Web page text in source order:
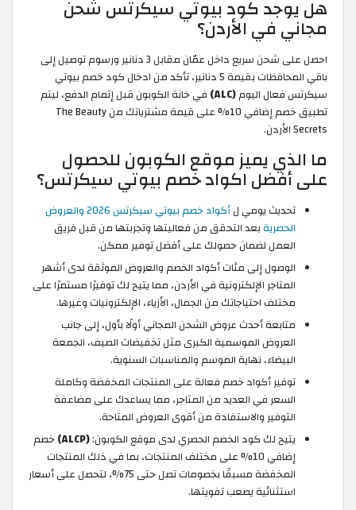
هل يوجد كود بيوتي سيكرتس شحن
مجاني في الأردن؟
احصل على شحن سريع داخل عمّان مقابل 3 دنانير ورسوم توصيل إلى
باقي المحافظات بقيمة 5 دنانير، تأكد من ادخال كود خصم بيوتي
سيكرتس فعال اليوم(ALC)
في خانة الكوبون قبل إتمام الدفع، ليتم
تطبيق خصم إضافي 10% على قيمة مشترياتك من The Beauty
Secrets الأردن.
ما الذي يميز موقع الكوبون للحصول
على أفضل اكواد خصم بيوتي سيكرتس؟
تحديث يومي ل
أكواد خصم بيوتي سيكرتس 2026 والعروض
الحصريةبعد التحقق من فعاليتها وتجربتها من قبل فريق
العمل لضمان حصولك على أفضل توفير ممكن.
الوصول إلى مئات أكواد الخصم والعروض الموثقة لدى أشهر
المتاجر الإلكترونية في الأردن، مما يتيح لك توفيرًا مستمرًا على
مختلف احتياجاتك من الجمال، الأزياء، الإلكترونيات وغيرها.
متابعة أحدث عروض الشحن المجاني أولًا بأول، إلى جانب
العروض الموسمية الكبرى مثل تخفيضات الصيف، الجمعة
البيضاء، نهاية الموسم والمناسبات السنوية.
توفير أكواد خصم فعالة على المنتجات المخفضة وكاملة
السعر في العديد من المتاجر، مما يساعدك على مضاعفة
التوفير والاستفادة من أقوى العروض المتاحة.
يتيح لك كود الخصم الحصري لدى موقع الكوبون:(ALCP)
خصم
إضافي 10% على مختلف المنتجات، بما في ذلك المنتجات
المخفضة مسبقًا بخصومات تصل حتى 75%، لتحصل على أسعار
استثنائية يصعب تفويتها.